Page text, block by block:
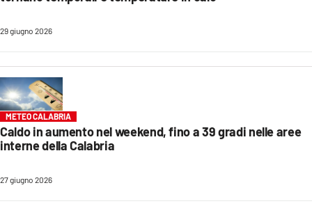
29 giugno 2026
METEO CALABRIA
Caldo in aumento nel weekend, fino a 39 gradi nelle aree
interne della Calabria
27 giugno 2026